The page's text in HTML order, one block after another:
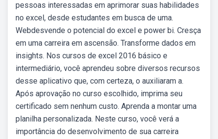
pessoas interessadas em aprimorar suas habilidades
no excel, desde estudantes em busca de uma.
Webdesvende o potencial do excel e power bi. Cresça
em uma carreira em ascensão. Transforme dados em
insights. Nos cursos de excel 2016 básico e
intermediário, você aprendeu sobre diversos recursos
desse aplicativo que, com certeza, o auxiliaram a.
Após aprovação no curso escolhido, imprima seu
certificado sem nenhum custo. Aprenda a montar uma
planilha personalizada. Neste curso, você verá a
importância do desenvolvimento de sua carreira